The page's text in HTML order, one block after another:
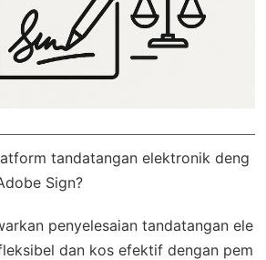
tandatangan elektronik deng
Sign?
penyelesaian tandatangan ele
dan kos efektif dengan pem